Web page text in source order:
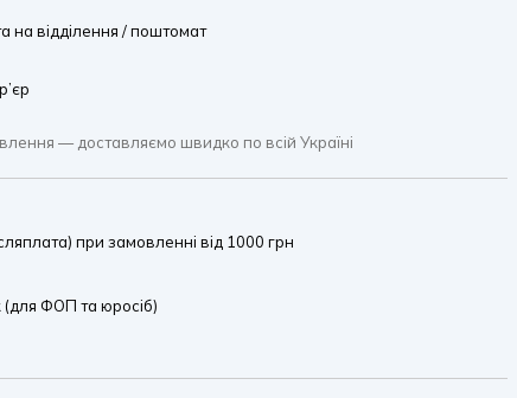
на відділення / поштомат
— доставляємо швидко по всій Україні
при замовленні від 1000 грн
(для ФОП та юросіб)